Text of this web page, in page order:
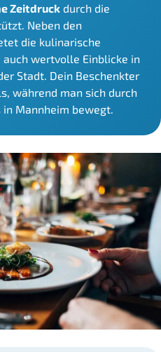
Zeitdruck durch die
Neben den
die kulinarische
wertvolle Einblicke in
Stadt. Dein Beschenkter
während man sich durch
Mannheim bewegt.